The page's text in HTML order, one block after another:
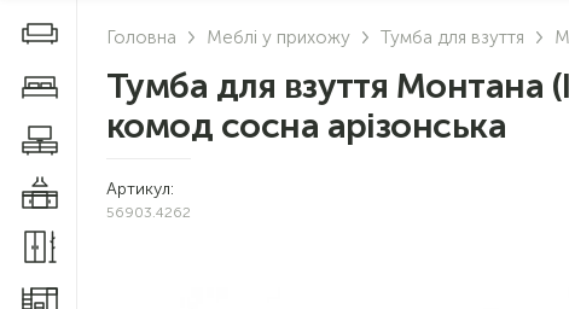
Дивани і крісла
Меблі у спальню
Меблі у вітальню
Меблі у кухню
Головна Меблі у прихожу Тумба для взуття
Тумба для взуття Монтана
комод сосна арізонська
Артикул:
56903.4262